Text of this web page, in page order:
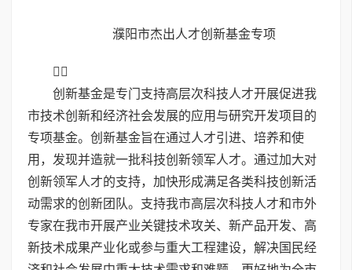
濮阳市杰出人才创新基金专项

创新基金是专门支持高层次科技人才开展促进我
市技术创新和经济社会发展的应用与研究开发项目的
专项基金。创新基金旨在通过人才引进、培养和使
用，发现并造就一批科技创新领军人才。通过加大对
创新领军人才的支持，加快形成满足各类科技创新活
动需求的创新团队。支持我市高层次科技人才和市外
专家在我市开展产业关键技术攻关、新产品开发、高
新技术成果产业化或参与重大工程建设，解决国民经